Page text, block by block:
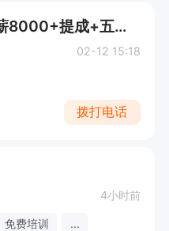
海尔光伏业务经理（底薪8000+提成+五险）
02-12 15:18
拨打电话
4小时前
免费培训 ...